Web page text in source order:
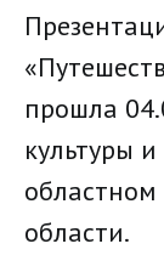
прошла
культуры
областном
области.